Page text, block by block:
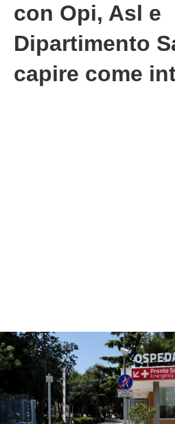
con Opi, Asl e
Dipartimento
capire come